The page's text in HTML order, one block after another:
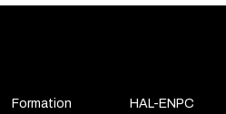
Formation
HAL-ENPC